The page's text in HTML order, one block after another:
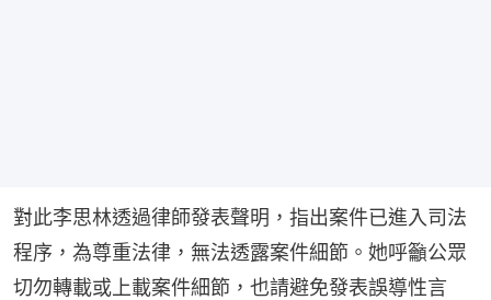
對此李思林透過律師發表聲明，指出案件已進入司法
程序，為尊重法律，無法透露案件細節。她呼籲公眾
切勿轉載或上載案件細節，也請避免發表誤導性言